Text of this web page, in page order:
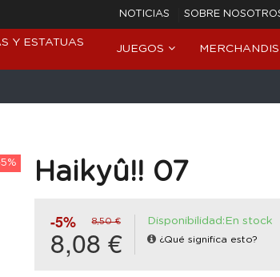
NOTICIAS SOBRE
Y ESTATUAS
JUEGOS
Haikyû!! 07
-5% 8,50 €
8,08 €
Disponibilidad:En stock
¿Qué significa esto?